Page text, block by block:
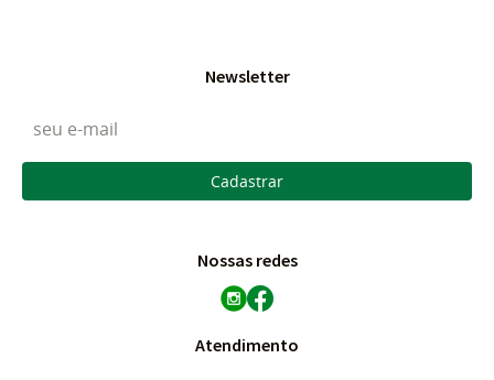
Newsletter
Cadastrar
Nossas redes
Atendimento